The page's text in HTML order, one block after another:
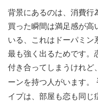
背景にあるのは、消費行
買った瞬間は満足感が高
いる、これはドーパミン
最も強く出るためです。
付き合ってしまうけれど
ーンを持つ人がいます。
イプは、部屋も恋も同じ